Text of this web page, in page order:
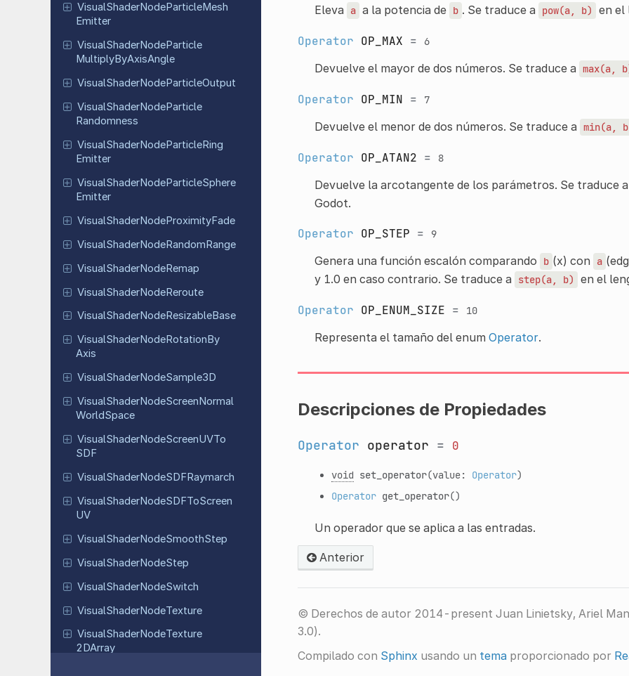
VisualShaderNodeParticleMesh
Emitter
VisualShaderNodeParticle
MultiplyByAxisAngle
VisualShaderNodeParticleOutput
VisualShaderNodeParticle
Randomness
VisualShaderNodeParticleRing
Emitter
VisualShaderNodeParticleSphere
Emitter
VisualShaderNodeProximityFade
VisualShaderNodeRandomRange
VisualShaderNodeRemap
VisualShaderNodeReroute
VisualShaderNodeResizableBase
VisualShaderNodeRotation By
Axis
VisualShaderNodeSample3D
VisualShaderNodeScreenNormal
WorldSpace
VisualShaderNodeScreenUVTo
SDF
VisualShaderNodeSDFRaymarch
VisualShaderNodeSDFToScreen
UV
VisualShaderNodeSmoothStep
VisualShaderNodeStep
VisualShaderNodeSwitch
VisualShaderNodeTexture
VisualShaderNodeTexture
2DArray
Eleva a a la potencia de b . Se traduce a pow(a, b) en el
Operator OP_MAX = 6
Devuelve el mayor de dos números. Se traduce a max(a,
Operator OP_MIN = 7
Devuelve el menor de dos números. Se traduce a min(a,
Operator OP_ATAN2 = 8
Devuelve la arcotangente de los parámetros. Se traduce
Godot.
Operator OP_STEP = 9
Genera una función escalón comparando b (x) con a
y 1.0 en caso contrario. Se traduce a
step(a, b) en el
Operator OP_ENUM_SIZE = 10
Representa el tamaño del enum Operator.
Descripciones de Propiedades
Operator operator = 0
void set_operator(value: Operator)
Operator get_operator()
Un operador que se aplica a las entradas.
Anterior
© Derechos de autor 2014-present Juan Linietsky, Ariel
3.0).
Compilado con Sphinx usando un temaproporcionado por